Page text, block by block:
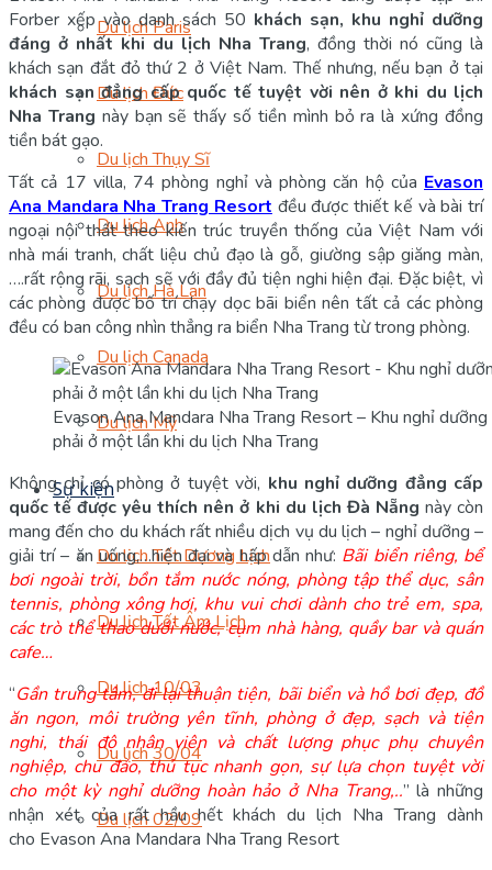
Du lịch Paris
Du lịch Đức
Du lịch Thụy Sĩ
Du lịch Anh
Du lịch Hà Lan
Du lịch Canada
Du lịch Mỹ
Sự kiện
Du lịch Tết Dương Lịch
Du lịch Tết Âm Lịch
Du lịch 10/03
Du lịch 30/04
Du lịch 02/09
Forber xếp vào danh sách 50 khách sạn, khu nghỉ dưỡng
đáng ở nhất khi du lịch Nha Trang, đồng thời nó cũng là
khách sạn đắt đỏ thứ 2 ở Việt Nam. Thế nhưng, nếu bạn ở tại
khách sạn đẳng cấp quốc tế tuyệt vời nên ở khi du lịch
Nha Trang này bạn sẽ thấy số tiền mình bỏ ra là xứng đồng
tiền bát gạo.
Tất cả 17 villa, 74 phòng nghỉ và phòng căn hộ của Evason
Ana Mandara Nha Trang Resort đều được thiết kế và bài trí
ngoại nội thất theo kiến trúc truyền thống của Việt Nam với
nhà mái tranh, chất liệu chủ đạo là gỗ, giường sập giăng màn,
….rất rộng rãi, sạch sẽ với đầy đủ tiện nghi hiện đại. Đặc biệt, vì
các phòng được bố trí chạy dọc bãi biển nên tất cả các phòng
đều có ban công nhìn thẳng ra biển Nha Trang từ trong phòng.
Evason Ana Mandara Nha Trang Resort – Khu nghỉ
phải ở một lần khi du lịch Nha Trang
Không chỉ có phòng ở tuyệt vời, khu nghỉ dưỡng đẳng cấp
quốc tế được yêu thích nên ở khi du lịch Đà Nẵng này còn
mang đến cho du khách rất nhiều dịch vụ du lịch – nghỉ dưỡng –
giải trí – ăn uống,…hiện đại và hấp dẫn như: Bãi biển riêng, bể
bơi ngoài trời, bồn tắm nước nóng, phòng tập thể dục, sân
tennis, phòng xông hơi, khu vui chơi dành cho trẻ em, spa,
các trò thể thao dưới nước, cụm nhà hàng, quầy bar và quán
cafe…
“Gần trung tâm, đi lại thuận tiện, bãi biển và hồ bơi đẹp, đồ
ăn ngon, môi trường yên tĩnh, phòng ở đẹp, sạch và tiện
nghi, thái độ nhân viên và chất lượng phục phụ chuyên
nghiệp, chu đáo, thủ tục nhanh gọn, sự lựa chọn tuyệt vời
cho một kỳ nghỉ dưỡng hoàn hảo ở Nha Trang,..” là những
nhận xét của rất hầu hết khách du lịch Nha Trang dành
cho Evason Ana Mandara Nha Trang Resort